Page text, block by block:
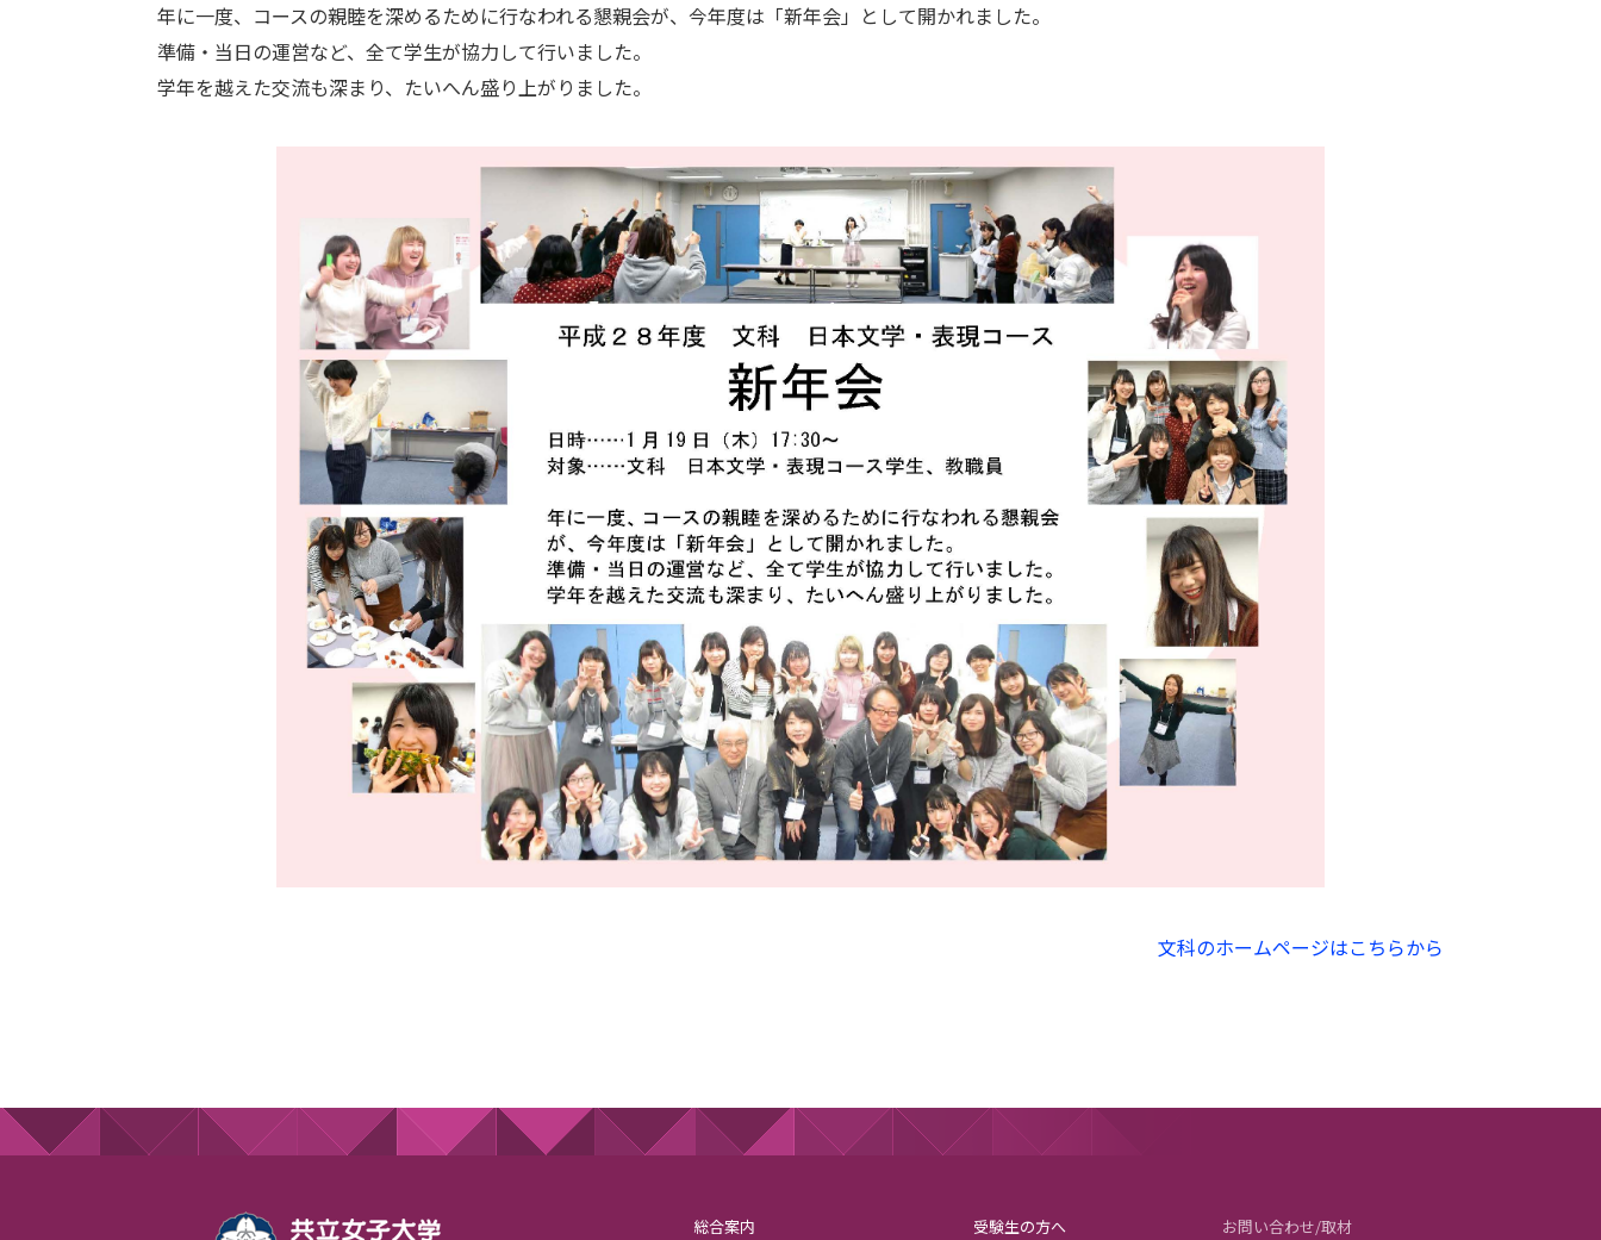
年に一度、コースの親睦を深めるために行なわれる懇親会が、今年度は「新年会」として開かれました。
準備・当日の運営など、全て学生が協力して行いました。
学年を越えた交流も深まり、たいへん盛り上がりました。
文科のホームページはこちらから
総合案内 受験生の方へ お問い合わせ/取材